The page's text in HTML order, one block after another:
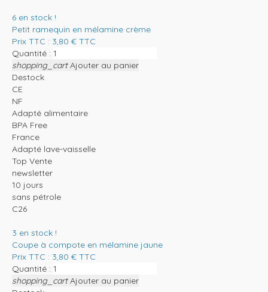
6 en stock !
Petit ramequin en mélamine crème
Prix TTC : 3,80 € TTC
Quantité :
shopping_cart Ajouter au panier
Destock
CE
NF
Adapté alimentaire
BPA Free
France
Adapté lave-vaisselle
Top Vente
newsletter
10 jours
sans pétrole
C26
3 en stock !
Coupe à compote en mélamine jaune
Prix TTC : 3,80 € TTC
Quantité :
shopping_cart Ajouter au panier